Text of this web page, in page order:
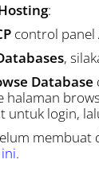
:
control panel
,
Database
halaman
untuk login,
membuat
.